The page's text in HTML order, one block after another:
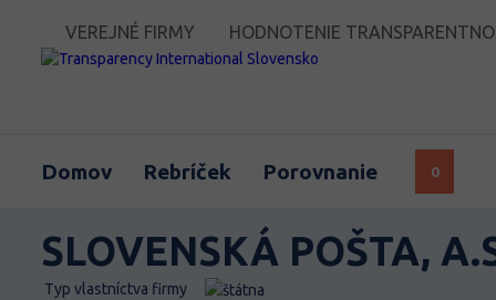
VEREJNÉ FIRMY HODNOTENIE
Domov Rebríček Porovnanie 0
SLOVENSKÁ POŠTA,
Typ vlastníctva firmy
štátna